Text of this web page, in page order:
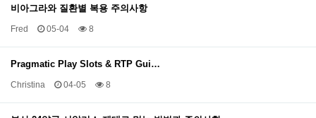
비아그라와 질환별 복용 주의사항
Fred 05-04 8
Pragmatic Play Slots & RTP Gui…
Christina 04-05 8